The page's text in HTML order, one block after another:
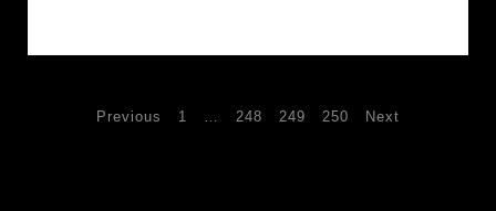
Previous 1 248 249 250 Next